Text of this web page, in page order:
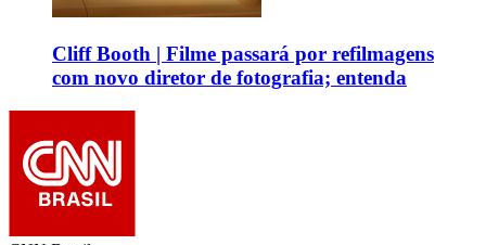
Cliff Booth | Filme passará por refilmagens
com novo diretor de fotografia; entenda